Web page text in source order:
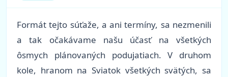
Formát tejto súťaže, a ani termíny, sa nezmenili
a tak očakávame našu účasť na všetkých
ôsmych plánovaných podujatiach. V druhom
kole, hranom na Sviatok všetkých svätých, sa